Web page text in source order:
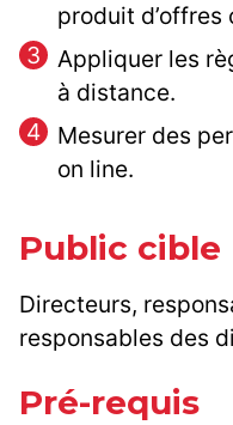
produit d’offres
Appliquer les
à distance.
Mesurer des
on line.
Public cible
Directeurs,
responsables des
Pré-requis